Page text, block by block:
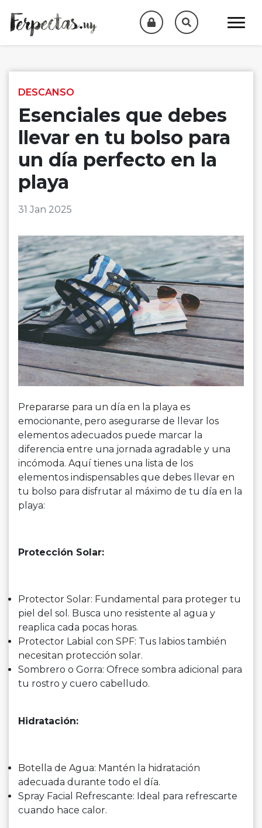
DESCANSO
Esenciales que debes
llevar en tu bolso para
un día perfecto en la
playa
31 Jan 2025
Prepararse para un día en la playa es
emocionante, pero asegurarse de llevar los
elementos adecuados puede marcar la
diferencia entre una jornada agradable y una
incómoda. Aquí tienes una lista de los
elementos indispensables que debes llevar en
tu bolso para disfrutar al máximo de tu día en la
playa:
Protección Solar:
Protector Solar: Fundamental para proteger tu
piel del sol. Busca uno resistente al agua y
reaplica cada pocas horas.
Protector Labial con SPF: Tus labios también
necesitan protección solar.
Sombrero o Gorra: Ofrece sombra adicional para
tu rostro y cuero cabelludo.
Hidratación:
Botella de Agua: Mantén la hidratación
adecuada durante todo el día.
Spray Facial Refrescante: Ideal para refrescarte
cuando hace calor.